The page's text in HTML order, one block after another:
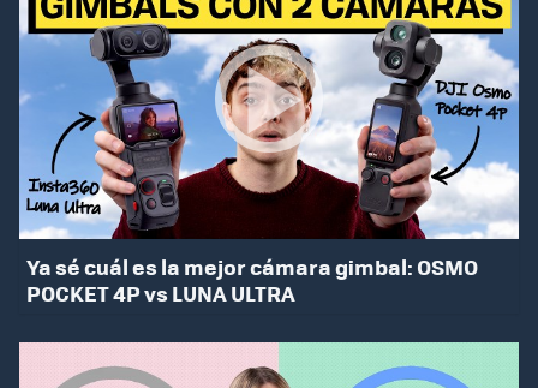
Ya sé cuál es la mejor cámara gimbal: OSMO
POCKET 4P vs LUNA ULTRA